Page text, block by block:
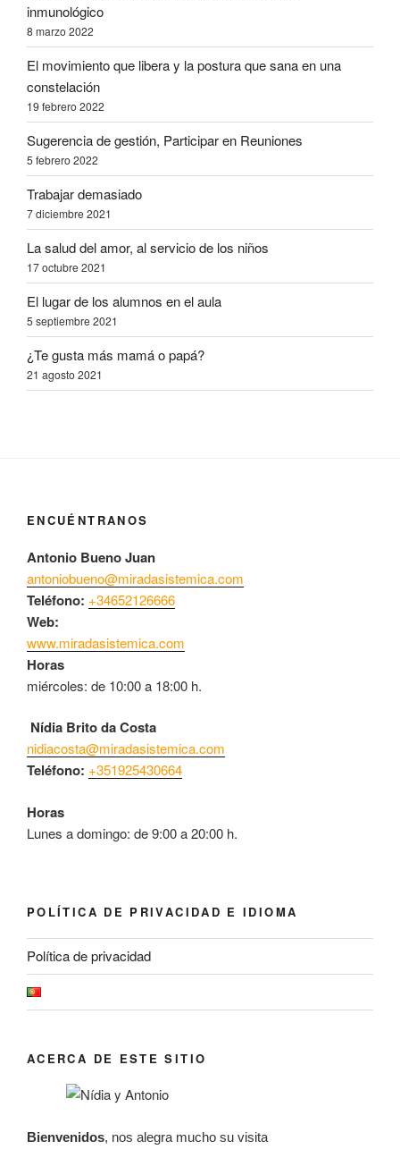
inmunológico
8 marzo 2022
El movimiento que libera y la postura que sana en una
constelación
19 febrero 2022
Sugerencia de gestión, Participar en Reuniones
5 febrero 2022
Trabajar demasiado
7 diciembre 2021
La salud del amor, al servicio de los niños
17 octubre 2021
El lugar de los alumnos en el aula
5 septiembre 2021
¿Te gusta más mamá o papá?
21 agosto 2021
ENCUÉNTRANOS
Antonio Bueno Juan
antoniobueno@miradasistemica.com
Teléfono: +34652126666
Web:
www.miradasistemica.com
Horas
miércoles: de 10:00 a 18:00 h.
Nídia Brito da Costa
nidiacosta@miradasistemica.com
Teléfono: +351925430664
Horas
Lunes a domingo: de 9:00 a 20:00 h.
POLÍTICA DE PRIVACIDAD E IDIOMA
Política de privacidad
ACERCA DE ESTE SITIO
Bienvenidos, nos alegra mucho su visita